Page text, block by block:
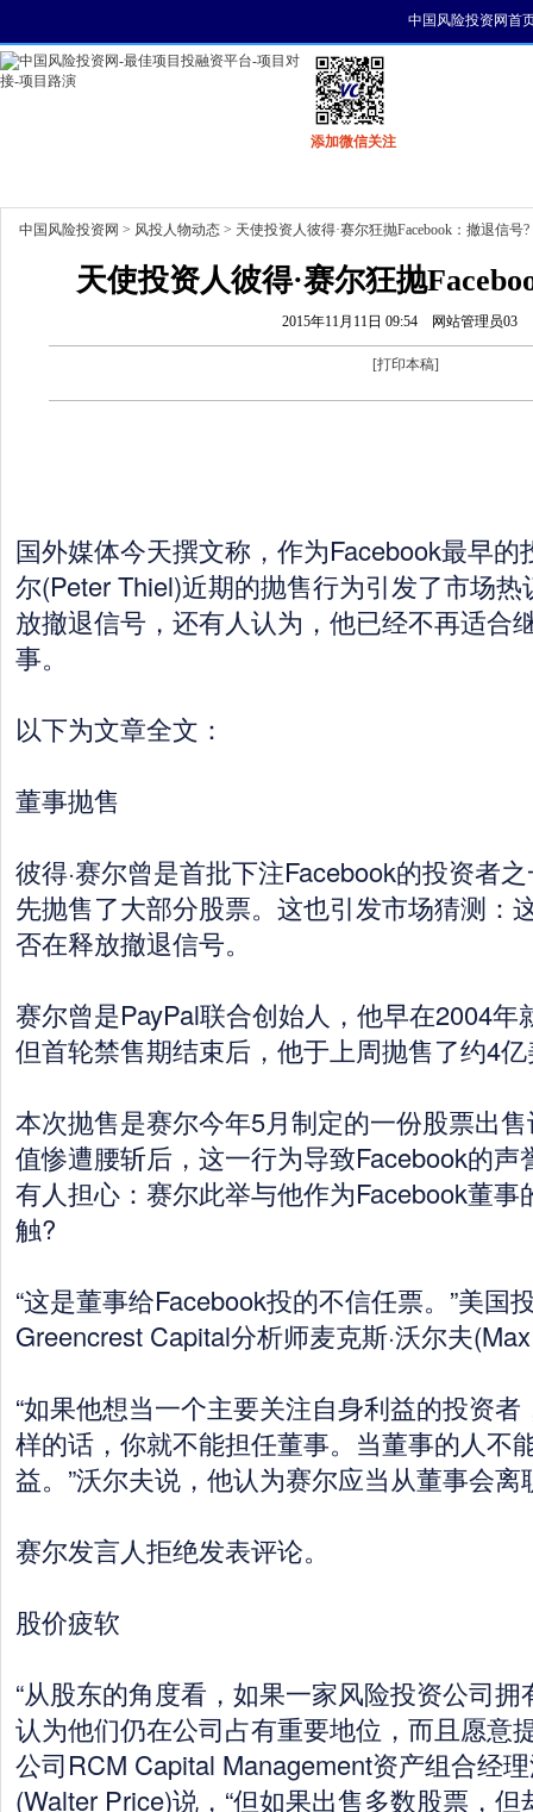
中国风险投资网首
添加微信关注
中国风险投资网 > 风投人物动态 > 天使投资人彼得·赛尔狂抛Facebook：撤退信号?
天使投资人彼得·赛尔狂抛
2015年11月11日 09:54 网站管理员03
[打印本稿]
国外媒体今天撰文称，作为Facebook最早的
尔(Peter Thiel)近期的抛售行为引发了市场
放撤退信号，还有人认为，他已经不再适合
事。
以下为文章全文：
董事抛售
彼得·赛尔曾是首批下注Facebook的投资者
先抛售了大部分股票。这也引发市场猜测：
否在释放撤退信号。
赛尔曾是PayPal联合创始人，他早在2004年
但首轮禁售期结束后，他于上周抛售了约4
本次抛售是赛尔今年5月制定的一份股票出
值惨遭腰斩后，这一行为导致Facebook的声
有人担心：赛尔此举与他作为Facebook董事
触?
“这是董事给Facebook投的不信任票。”美国
Greencrest Capital分析师麦克斯·沃尔夫
“如果他想当一个主要关注自身利益的投资
样的话，你就不能担任董事。当董事的人不
益。”沃尔夫说，他认为赛尔应当从董事会离
赛尔发言人拒绝发表评论。
股价疲软
“从股东的角度看，如果一家风险投资公司
认为他们仍在公司占有重要地位，而且愿意
公司RCM Capital Management资产组合经
(Walter Price)说，“但如果出售多数股票，